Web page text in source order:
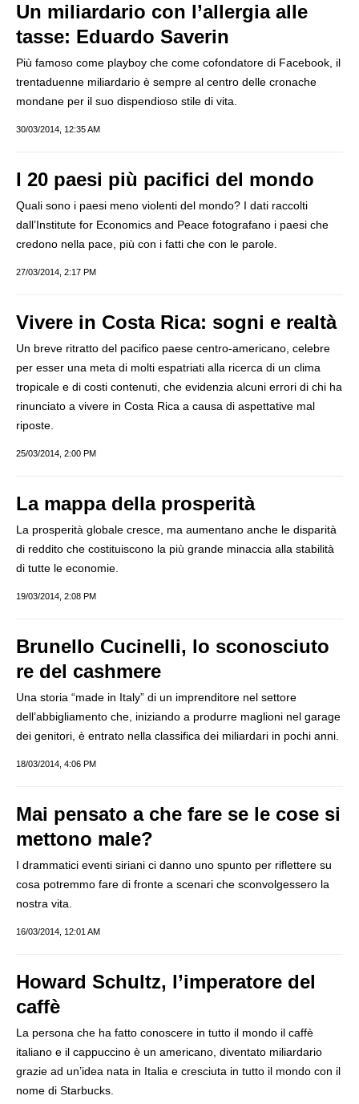
Un miliardario con l’allergia alle
tasse: Eduardo Saverin
Più famoso come playboy che come cofondatore di Facebook, il
trentaduenne miliardario è sempre al centro delle cronache
mondane per il suo dispendioso stile di vita.
30/03/2014, 12:35 AM
I 20 paesi più pacifici del mondo
Quali sono i paesi meno violenti del mondo? I dati raccolti
dall’Institute for Economics and Peace fotografano i paesi che
credono nella pace, più con i fatti che con le parole.
27/03/2014, 2:17 PM
Vivere in Costa Rica: sogni e realtà
Un breve ritratto del pacifico paese centro-americano, celebre
per esser una meta di molti espatriati alla ricerca di un clima
tropicale e di costi contenuti, che evidenzia alcuni errori di chi ha
rinunciato a vivere in Costa Rica a causa di aspettative mal
riposte.
25/03/2014, 2:00 PM
La mappa della prosperità
La prosperità globale cresce, ma aumentano anche le disparità
di reddito che costituiscono la più grande minaccia alla stabilità
di tutte le economie.
19/03/2014, 2:08 PM
Brunello Cucinelli, lo sconosciuto
re del cashmere
Una storia “made in Italy” di un imprenditore nel settore
dell’abbigliamento che, iniziando a produrre maglioni nel garage
dei genitori, è entrato nella classifica dei miliardari in pochi anni.
18/03/2014, 4:06 PM
Mai pensato a che fare se le cose si
mettono male?
I drammatici eventi siriani ci danno uno spunto per riflettere su
cosa potremmo fare di fronte a scenari che sconvolgessero la
nostra vita.
16/03/2014, 12:01 AM
Howard Schultz, l’imperatore del
caffè
La persona che ha fatto conoscere in tutto il mondo il caffè
italiano e il cappuccino è un americano, diventato miliardario
grazie ad un’idea nata in Italia e cresciuta in tutto il mondo con il
nome di Starbucks.